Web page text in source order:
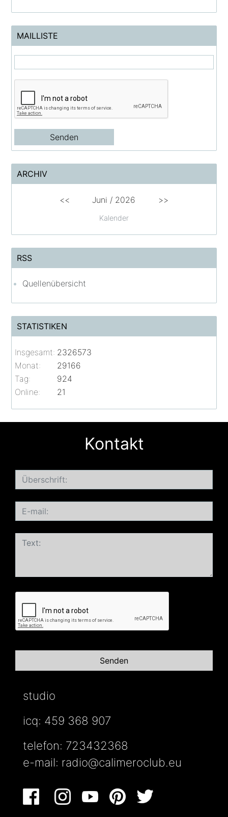
MAILLISTE
ARCHIV
Kalender
<< Juni / 2026 >>
RSS
Quellenübersicht
STATISTIKEN
Online: 21
Insgesamt: 2326573
Monat:
29166
Tag:
924
Kontakt
studio
icq: 459 368 907
telefon: 723432368
e-mail: radio@calimeroclub.eu